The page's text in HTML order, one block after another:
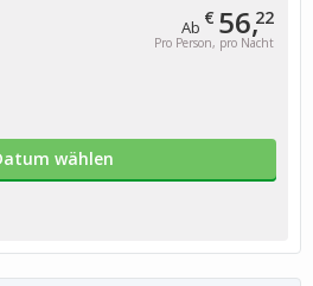
Ab € 56,22
Pro Person, pro Nacht
wählen